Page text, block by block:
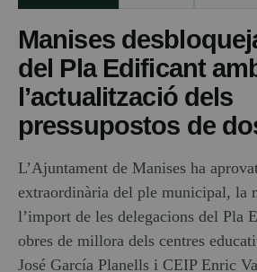
Manises
del Pla Edificant
l’actualització dels
pressupostos de
L’Ajuntament de Manises ha
extraordinària del ple municipal, la
l’import de les delegacions del Pla
obres de millora dels centres
José García Planells i CEIP Enric